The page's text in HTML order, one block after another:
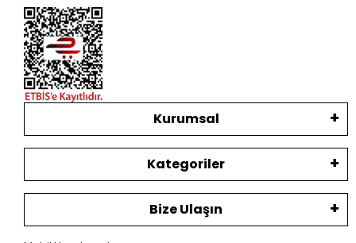
Kurumsal
Kategoriler
Bize Ulaşın